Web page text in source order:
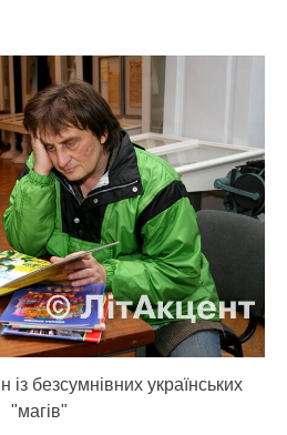
безсумнівних українських
"магів"